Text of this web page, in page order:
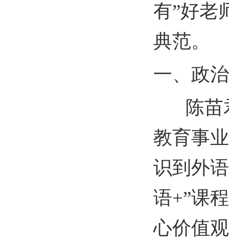
有”好老
典范。
一、政
陈苗君
教育事
识到外
语+”课
心价值